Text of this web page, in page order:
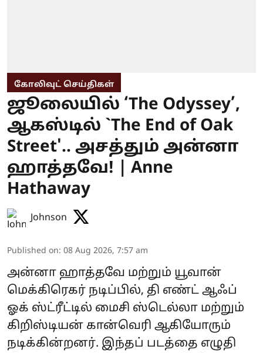
கோலிவுட் செய்திகள்
ஜூலையில் ‘The Odyssey’,
ஆகஸ்டில் `The End of Oak
Street'.. அசத்தும் அன்னா
ஹாத்தவே! | Anne
Hathaway
Johnson
Published on: 08 Aug 2026, 7:57 am
அன்னா ஹாத்தவே மற்றும் யூவான்
மெக்கிரெகர் நடிப்பில், தி எண்ட் ஆஃப்
ஓக் ஸ்ட்ரீட்டில் மைசி ஸ்டெல்லா மற்றும்
கிறிஸ்டியன் கான்வெரி ஆகியோரும்
நடிக்கின்றனர். இந்தப் படத்தை எழுதி